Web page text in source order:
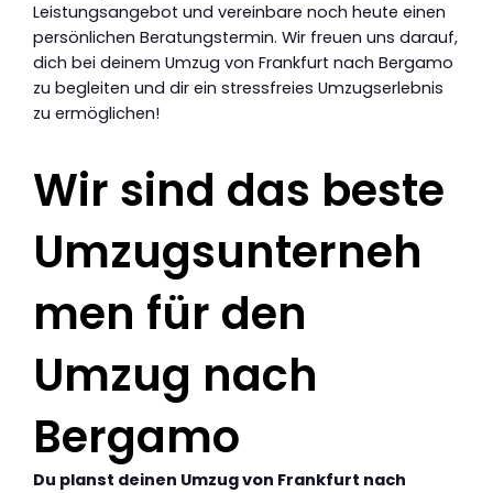
Leistungsangebot und vereinbare noch heute einen
persönlichen Beratungstermin. Wir freuen uns darauf,
dich bei deinem Umzug von Frankfurt nach Bergamo
zu begleiten und dir ein stressfreies Umzugserlebnis
zu ermöglichen!
Wir sind das beste
Umzugsunterneh
men für den
Umzug nach
Bergamo
Du planst deinen Umzug von Frankfurt nach